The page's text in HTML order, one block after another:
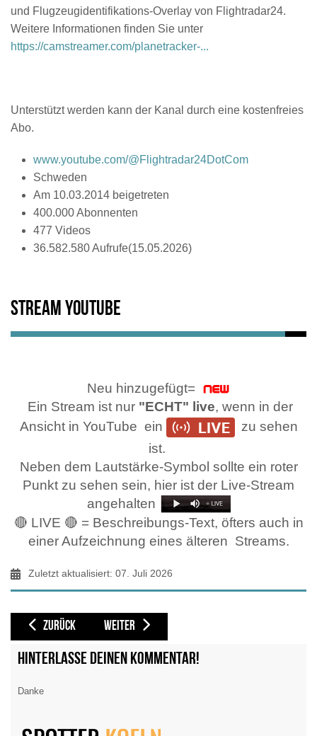
und Flugzeugidentifikations-Overlay von Flightradar24.
Weitere Informationen finden Sie unter
https://camstreamer.com/planetracker-...
Unterstützt werden kann der Kanal durch eine kostenfreies
Abo.
www.youtube.com/@Flightradar24DotCom
Schweden
Am 10.03.2014 beigetreten
400.000 Abonnenten
477 Videos
36.582.580 Aufrufe(15.05.2026)
Stream Youtube
Neu hinzugefügt=
Ein Stream ist nur "ECHT" live, wenn in der
Ansicht in YouTube ein
zu sehen
ist.
Neben dem Lautstärke-Symbol sollte ein roter
Punkt zu sehen sein, hier ist der Live-Stream
angehalten
🔴 LIVE 🔴 = Beschreibungs-Text, öfters auch in
einer Aufzeichnung eines älteren Streams.
Zuletzt aktualisiert: 07. Juli 2026
VORHERIGER BEITRAG: MÜNCHEN MUC, PLANESPOTTING @ YOUTUBE
ZURÜCK NÄCHSTER BEITRAG: NEW YORK JFK/LGA,
WEITER
Hinterlasse deinen Kommentar!
Danke